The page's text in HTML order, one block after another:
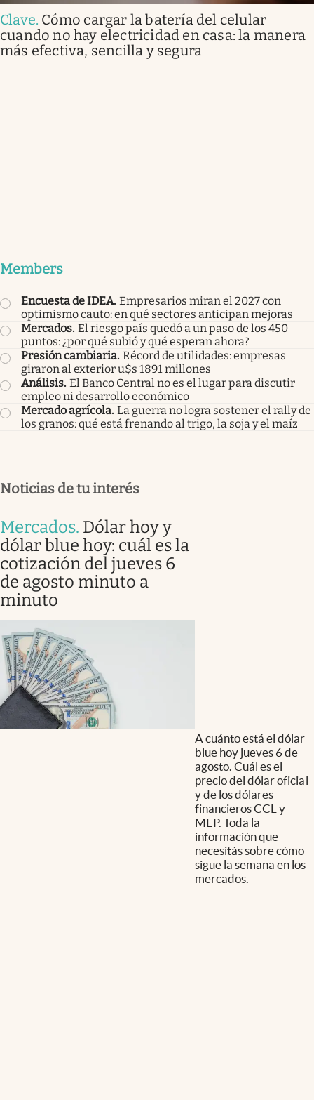
Clave. Cómo cargar la batería del celular
cuando no hay electricidad en casa: la manera
más efectiva, sencilla y segura
Members
Encuesta de IDEA. Empresarios miran el 2027 con
optimismo cauto: en qué sectores anticipan mejoras
Mercados. El riesgo país quedó a un paso de los 450
puntos: ¿por qué subió y qué esperan ahora?
Presión cambiaria. Récord de utilidades: empresas
giraron al exterior u$s 1891 millones
Análisis. El Banco Central no es el lugar para discutir
empleo ni desarrollo económico
Mercado agrícola. La guerra no logra sostener el rally de
los granos: qué está frenando al trigo, la soja y el maíz
Noticias de tu interés
Mercados. Dólar hoy y
dólar blue hoy: cuál es la
cotización del jueves 6
de agosto minuto a
minuto
A cuánto está el dólar
blue hoy jueves 6 de
agosto. Cuál es el
precio del dólar oficial
y de los dólares
financieros CCL y
MEP. Toda la
información que
necesitás sobre cómo
sigue la semana en los
mercados.